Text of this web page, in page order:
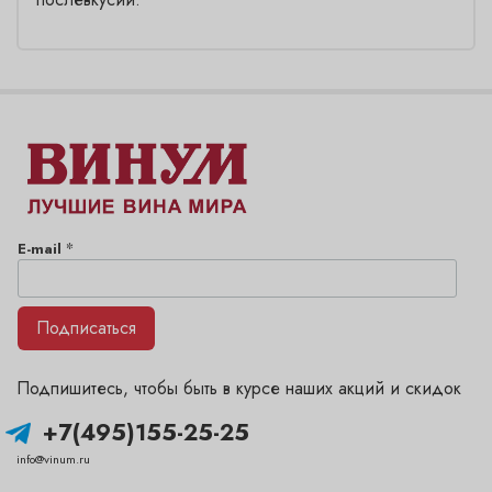
+7(495)155-25-25
info@vinum.ru
Подпишитесь, чтобы быть в курсе наших акций и скидок
E-mail *
Подписаться